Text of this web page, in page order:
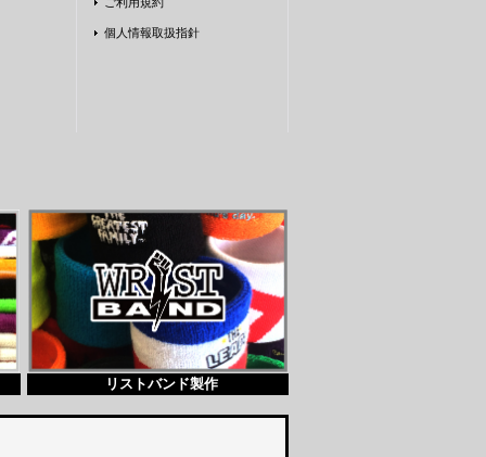
個人情報取扱指針
リストバンド製作